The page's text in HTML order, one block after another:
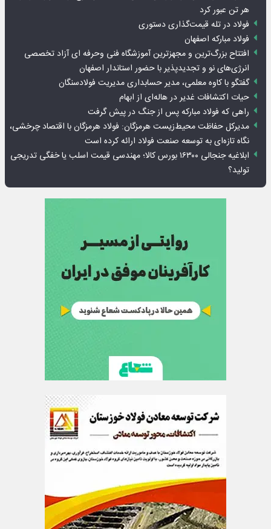
هر تن عبور کرد
فولاد در تله قیمت‌گذاری دستوری
فولاد مبارکه اصفهان
افتتاح بزرگ‌ترین و مجهزترین آموزشگاه فنی وحرفه ای آزاد تخصصی
انرژی‌های نو و تجدیدپذیر با حضور استاندار اصفهان
گفتگو با کاوه معلمی، مدیر حسابداری مدیریت فولادسنگان
حیات اکتشافات غدیر در هاله‌ای از ابهام
راهی که فولاد مبارکه پس از جنگ در پیش گرفت
مدیرکل حفاظت محیط‌زیست هرمزگان: فولاد هرمزگان با اقتصاد چرخشی،
نگاه تازه‌ای به توسعه صنعت فولاد ارائه کرده است
ابلاغیه جنجالی ۱۶۳۰۰ بورس کالا؛ مهندسی قیمت اسلب یا خفگی تدریجی
تولید؟